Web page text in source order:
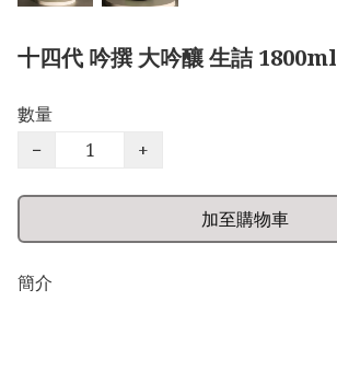
十四代 吟撰 大吟釀 生詰 1800ml
數量
−
+
加至購物車
簡介